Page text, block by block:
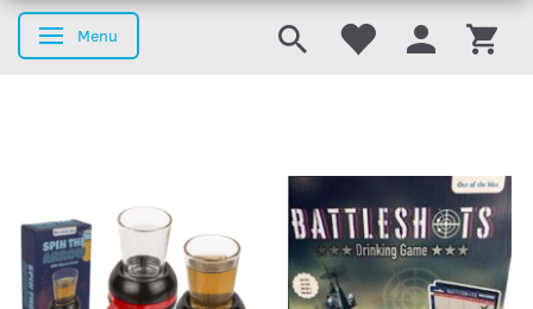
Skifte navigation
Menu